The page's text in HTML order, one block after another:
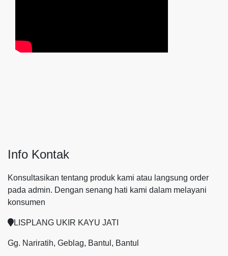
Info Kontak
Konsultasikan tentang produk kami atau langsung order
pada admin. Dengan senang hati kami dalam melayani
konsumen
LISPLANG UKIR KAYU JATI
Gg. Nariratih, Geblag, Bantul, Bantul